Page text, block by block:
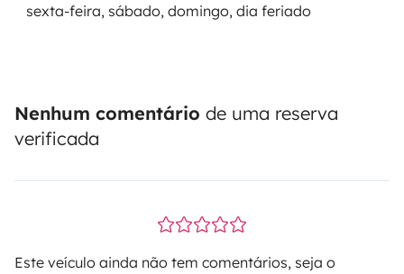
sexta-feira, sábado, domingo, dia feriado
Nenhum comentário de uma reserva
verificada
Este veículo ainda não tem comentários, seja o